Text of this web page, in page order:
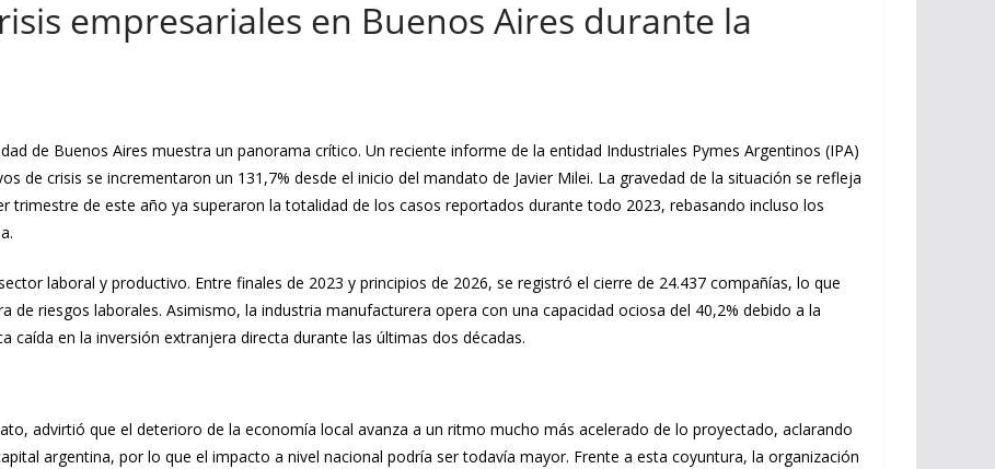
empresariales en Buenos Aires durante la
de Buenos Aires muestra un panorama crítico. Un reciente informe de la entidad Industriales Pymes Argentinos (IPA)
de crisis se incrementaron un 131,7% desde el inicio del mandato de Javier Milei. La gravedad de la situación se refleja
trimestre de este año ya superaron la totalidad de los casos reportados durante todo 2023, rebasando incluso los
laboral y productivo. Entre finales de 2023 y principios de 2026, se registró el cierre de 24.437 compañías, lo que
de riesgos laborales. Asimismo, la industria manufacturera opera con una capacidad ociosa del 40,2% debido a la
caída en la inversión extranjera directa durante las últimas dos décadas.
advirtió que el deterioro de la economía local avanza a un ritmo mucho más acelerado de lo proyectado, aclarando
argentina, por lo que el impacto a nivel nacional podría ser todavía mayor. Frente a esta coyuntura, la organización